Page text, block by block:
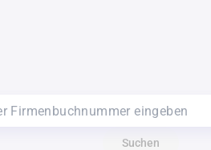
Suchen